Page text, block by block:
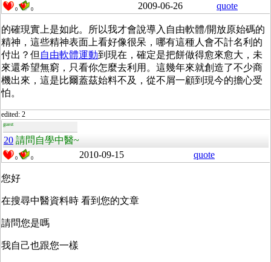
0 0 2009-06-26 quote
的確現實上是如此。所以我才會說導入自由軟體/開放原始碼的
精神，這些精神表面上看好像很呆，哪有這種人會不計名利的
付出？但 自由軟體運動到現在，確定是把餅做得愈來愈大，未
來還希望無窮，只看你怎麼去利用。這幾年來就創造了不少商
機出來，這是比爾蓋茲始料不及，從不屑一顧到現今的擔心受
怕。
edited: 2
guest
20 請問自學中醫~
0 0 2010-09-15 quote
您好
在搜尋中醫資料時 看到您的文章
請問您是嗎
我自己也跟您一樣